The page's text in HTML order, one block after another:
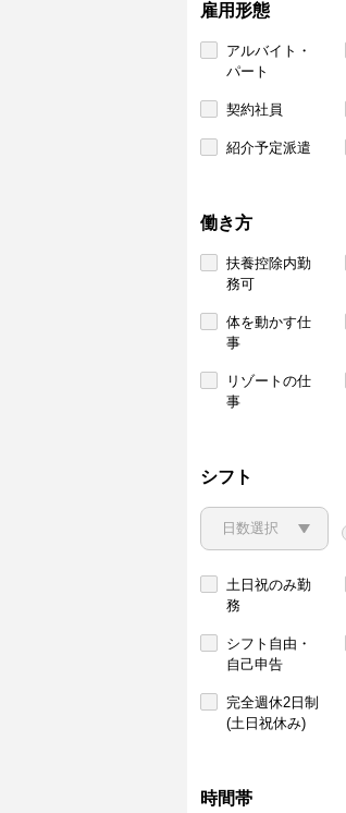
雇用形態
アルバイト・
パート
契約社員
紹介予定派遣
働き方
扶養控除内勤
務可
体を動かす仕
事
リゾートの仕
事
シフト
土日祝のみ勤
務
シフト自由・
自己申告
完全週休2日制
(土日祝休み)
時間帯